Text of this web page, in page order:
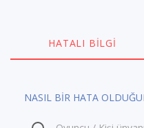
HATALI BILGI
NASIL BİR HATA